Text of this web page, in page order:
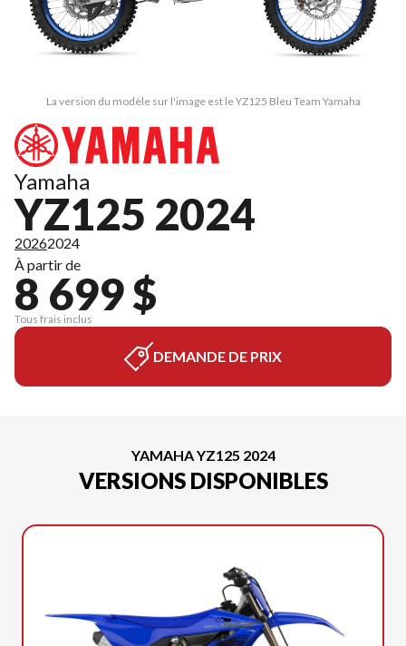
La version du modèle sur l'image est le YZ125 Bleu Team Yamaha
Yamaha
YZ125 2024
20262024
À partir de
8 699 $
Tous frais inclus
DEMANDE DE PRIX
YAMAHA YZ125 2024
VERSIONS DISPONIBLES